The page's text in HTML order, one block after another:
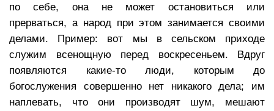
по себе, она не может остановиться или
прерваться, а народ при этом занимается своими
делами. Пример: вот мы в сельском приходе
служим всенощную перед воскресеньем. Вдруг
появляются какие-то люди, которым до
богослужения совершенно нет никакого дела; им
наплевать, что они производят шум, мешают